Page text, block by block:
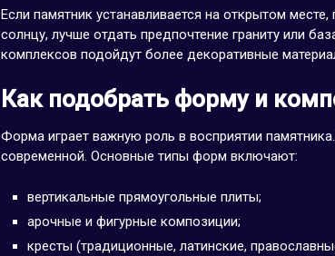
Если памятник устанавливается на открытом
солнцу, лучше отдать предпочтение граниту или
комплексов подойдут более декоративные
Как подобрать форму и
Форма играет важную роль в восприятии
современной. Основные типы форм включают:
вертикальные прямоугольные плиты;
арочные и фигурные композиции;
кресты (традиционные, латинские,